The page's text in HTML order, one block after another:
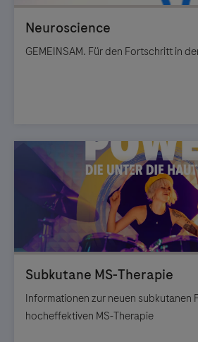
GEMEINSAM. Für den Fortschritt in
Informationen zur neuen subkutanen
hocheffektiven MS-Therapie